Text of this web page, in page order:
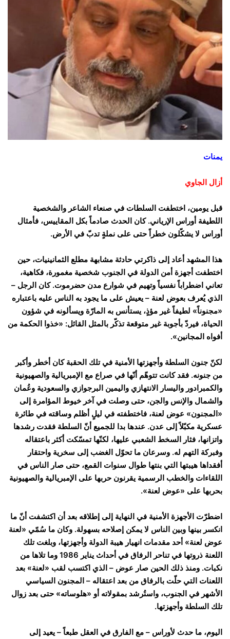
يمنات
‏أزال الجاوي
قبل يومين، اختطفت السلطات في صنعاء الشاعر والشخصية
اللطيفة أوراس الإرياني. كان الحدث صادماً بكل المقاييس، فأمثال
أوراس لا يشكّلون خطراً حتى على نملةٍ تدبّ في الأرض.
هذا المشهد أعاد إلى ذاكرتي حادثة مشابهة مطلع الثمانينيات، حين
اختطفت أجهزة أمن الدولة في الجنوب شخصية مغمورة، فكاهية،
تعاني اضطراباً نفسياً وتهيم في شوارع مدن حضرموت. كان الرجل –
الذي يُعرف بعوض لعنة – يعيش على ما يجود به الناس عليه باعتباره
«مجنوناً» لطيفاً غير مؤذٍ، يستأنس به المارّة ويسألونه في شؤون
الحياة، فيردّ بأجوبة غير متوقعة تذكّر بالمثل القائل: «خذوا الحكمة من
أفواه المجانين».
لكنّ جنون السلطة وأجهزتها الأمنية في تلك الحقبة كان أخطر وأكبر
من جنونه. فقد كانت تتوهّم أنّها في صراع مع الإمبريالية والصهيونية
والكمبرادور واليسار الانتهازي واليمين البرجوازي والسعودية وعُمان
والشمال والإنس والجن، حتى وصلت في آخر خيوط المؤامرة إلى
«المجنون» عوض لعنة، فاختطفته في ليلٍ أظلم وساقته في طائرة
عسكرية مكبّلاً إلى عدن. عندها بدا للجميع أنّ السلطة فقدت رشدها
واتزانها، فثار السخط الشعبي عليها، لكنّها تمسّكت أكثر باعتقاله
وفبركة التهم له. وسرعان ما تحوّل الغضب إلى سخرية واحتقار
أفقداها هيبتها التي بنتها طوال سنوات القمع، حتى صار الناس في
اللقاءات والخطب الرسمية يقرنون حربها على الإمبريالية والصهيونية
بحربها على «عوض لعنة».
اضطرّت الأجهزة الأمنية في النهاية إلى إطلاقه بعد أن اكتشفت أنّ ما
انكسر بينها وبين الناس لا يمكن إصلاحه بسهولة. وكان ما سُمّي «لعنة
عوض لعنة» أحد مقدمات انهيار هيبة الدولة وأجهزتها، وبلغت تلك
اللعنة ذروتها في تناحر الرفاق في أحداث يناير 1986 وما تلاها من
نكبات. ومنذ ذلك الحين صار عوض – الذي اكتسب لقب «لعنة» بعد
اللعنات التي حلّت بالرفاق من بعد اعتقاله – المجنون السياسي
الأشهر في الجنوب، واستُرشد بمقولاته أو «هلوساته» حتى بعد زوال
تلك السلطة وأجهزتها.
اليوم، ما حدث لأوراس – مع الفارق في العقل طبعاً – يعيد إلى